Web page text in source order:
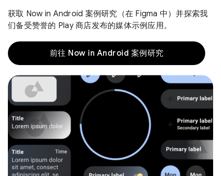
获取 Now in Android 案例研究（在 Figma 中）并探索我
们备受赞誉的 Play 商店发布的媒体示例应用。
前往 Now in Android 案例研究